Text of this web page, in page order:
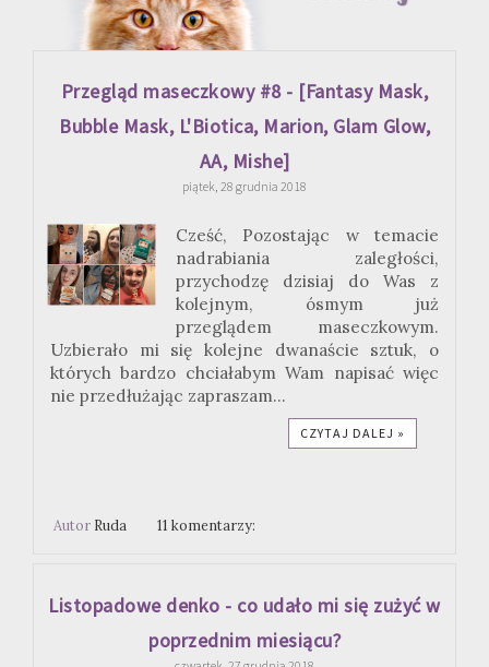
Przegląd maseczkowy #8 - [Fantasy Mask,
Bubble Mask, L'Biotica, Marion, Glam Glow,
AA, Mishe]
piątek, 28 grudnia 2018
Cześć, Pozostając w temacie
nadrabiania zaległości,
przychodzę dzisiaj do Was z
kolejnym, ósmym już
przeglądem maseczkowym.
Uzbierało mi się kolejne dwanaście sztuk, o
których bardzo chciałabym Wam napisać więc
nie przedłużając zapraszam...
CZYTAJ DALEJ »
Autor Ruda 11 komentarzy:
Listopadowe denko - co udało mi się zużyć w
poprzednim miesiącu?